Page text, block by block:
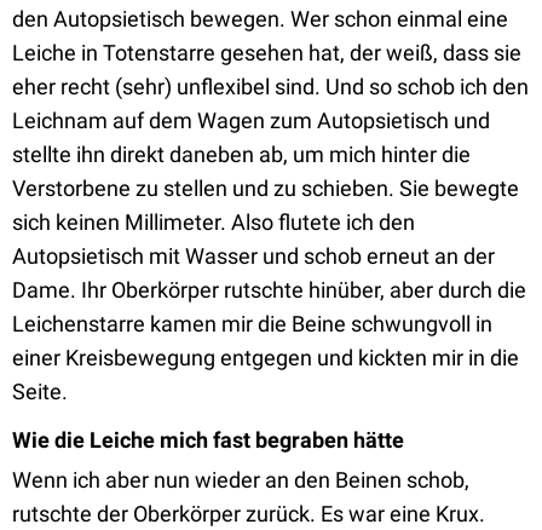
den Autopsietisch bewegen. Wer schon einmal eine
Leiche in Totenstarre gesehen hat, der weiß, dass sie
eher recht (sehr) unflexibel sind. Und so schob ich den
Leichnam auf dem Wagen zum Autopsietisch und
stellte ihn direkt daneben ab, um mich hinter die
Verstorbene zu stellen und zu schieben. Sie bewegte
sich keinen Millimeter. Also flutete ich den
Autopsietisch mit Wasser und schob erneut an der
Dame. Ihr Oberkörper rutschte hinüber, aber durch die
Leichenstarre kamen mir die Beine schwungvoll in
einer Kreisbewegung entgegen und kickten mir in die
Seite.
Wie die Leiche mich fast begraben hätte
Wenn ich aber nun wieder an den Beinen schob,
rutschte der Oberkörper zurück. Es war eine Krux.